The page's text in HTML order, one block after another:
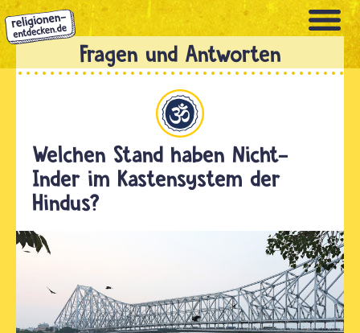
Direkt
zum
Inhalt
Welchen Stand haben Nicht-
Inder im Kastensystem der
Hindus?